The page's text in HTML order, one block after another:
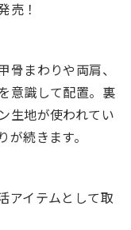
売！
骨まわりや両肩、
意識して配置。裏
生地が使われてい
続きます。
アイテムとして取